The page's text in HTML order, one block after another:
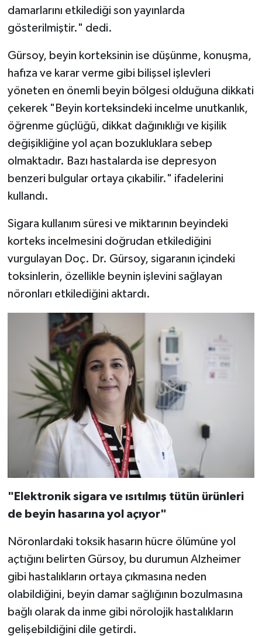
damarlarını etkilediği son yayınlarda
gösterilmiştir." dedi.
Gürsoy, beyin korteksinin ise düşünme, konuşma,
hafıza ve karar verme gibi bilişsel işlevleri
yöneten en önemli beyin bölgesi olduğuna dikkati
çekerek "Beyin korteksindeki incelme unutkanlık,
öğrenme güçlüğü, dikkat dağınıklığı ve kişilik
değişikliğine yol açan bozukluklara sebep
olmaktadır. Bazı hastalarda ise depresyon
benzeri bulgular ortaya çıkabilir." ifadelerini
kullandı.
Sigara kullanım süresi ve miktarının beyindeki
korteks incelmesini doğrudan etkilediğini
vurgulayan Doç. Dr. Gürsoy, sigaranın içindeki
toksinlerin, özellikle beynin işlevini sağlayan
nöronları etkilediğini aktardı.
"Elektronik sigara ve ısıtılmış tütün ürünleri
de beyin hasarına yol açıyor"
Nöronlardaki toksik hasarın hücre ölümüne yol
açtığını belirten Gürsoy, bu durumun Alzheimer
gibi hastalıkların ortaya çıkmasına neden
olabildiğini, beyin damar sağlığının bozulmasına
bağlı olarak da inme gibi nörolojik hastalıkların
gelişebildiğini dile getirdi.